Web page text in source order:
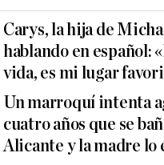
Carys, la hija de
hablando en español:
vida, es mi lugar
Un marroquí intenta
cuatro años que se
Alicante y la madre lo